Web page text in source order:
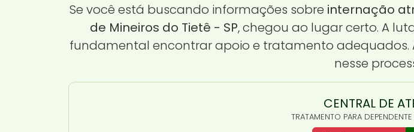
Se você está buscando informações sobre internação
de Mineiros do Tietê - SP, chegou ao lugar certo. A
fundamental encontrar apoio e tratamento adequados.
nesse
CENTRAL DE
TRATAMENTO PARA